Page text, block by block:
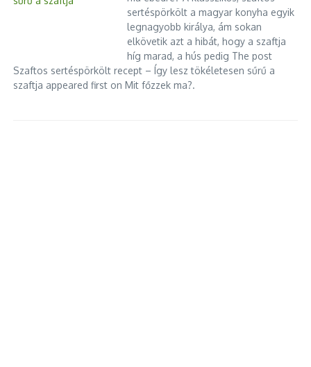
sertéspörkölt a magyar konyha egyik
legnagyobb királya, ám sokan
elkövetik azt a hibát, hogy a szaftja
híg marad, a hús pedig The post
Szaftos sertéspörkölt recept – Így lesz tökéletesen sűrű a
szaftja appeared first on Mit főzzek ma?.